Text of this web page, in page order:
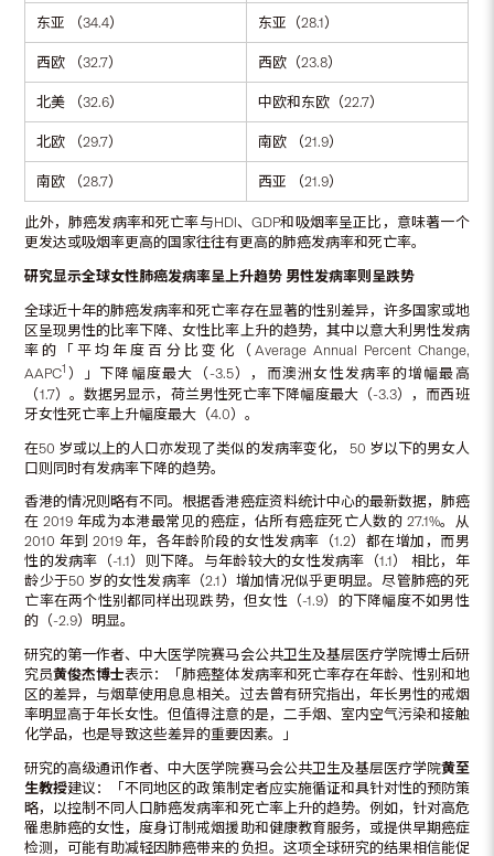
东亚 （34.4） 东亚（28.1）
西欧 （32.7） 西欧（23.8）
北美 （32.6） 中欧和东欧（22.7）
北欧 （29.7） 南欧 （21.9）
南欧 （28.7） 西亚 （21.9）
此外，肺癌发病率和死亡率与HDI、GDP和吸烟率呈正比，意味著一个
更发达或吸烟率更高的国家往往有更高的肺癌发病率和死亡率。
研究显示全球女性肺癌发病率呈上升趋势 男性发病率则呈跌势
全球近十年的肺癌发病率和死亡率存在显著的性别差异，许多国家或地
区呈现男性的比率下降、女性比率上升的趋势，其中以意大利男性发病
率的「平均年度百分比变化（Average Annual Percent Change,
AAPC1 ）」下降幅度最大（-3.5），而澳洲女性发病率的增幅最高
（1.7）。数据另显示，荷兰男性死亡率下降幅度最大（-3.3），而西班
牙女性死亡率上升幅度最大（4.0）。
在50 岁或以上的人口亦发现了类似的发病率变化， 50 岁以下的男女人
口则同时有发病率下降的趋势。
香港的情况则略有不同。根据香港癌症资料统计中心的最新数据，肺癌
在 2019 年成为本港最常见的癌症，佔所有癌症死亡人数的 27.1%。从
2010 年到 2019 年，各年龄阶段的女性发病率（1.2）都在增加，而男
性的发病率（-1.1）则下降。与年龄较大的女性发病率（1.1） 相比，年
龄少于50 岁的女性发病率（2.1）增加情况似乎更明显。尽管肺癌的死
亡率在两个性别都同样出现跌势，但女性（-1.9）的下降幅度不如男性
的（-2.9）明显。
研究的第一作者、中大医学院赛马会公共卫生及基层医疗学院博士后研
究员黄俊杰博士表示：「肺癌整体发病率和死亡率存在年龄、性别和地
区的差异，与烟草使用息息相关。过去曾有研究指出，年长男性的戒烟
率明显高于年长女性。但值得注意的是，二手烟、室内空气污染和接触
化学品，也是导致这些差异的重要因素。」
研究的高级通讯作者、中大医学院赛马会公共卫生及基层医疗学院黄至
生教授建议：「不同地区的政策制定者应实施循证和具针对性的预防策
略，以控制不同人口肺癌发病率和死亡率上升的趋势。例如，针对高危
罹患肺癌的女性，度身订制戒烟援助和健康教育服务，或提供早期癌症
检测，可能有助减轻因肺癌带来的负担。这项全球研究的结果相信能促